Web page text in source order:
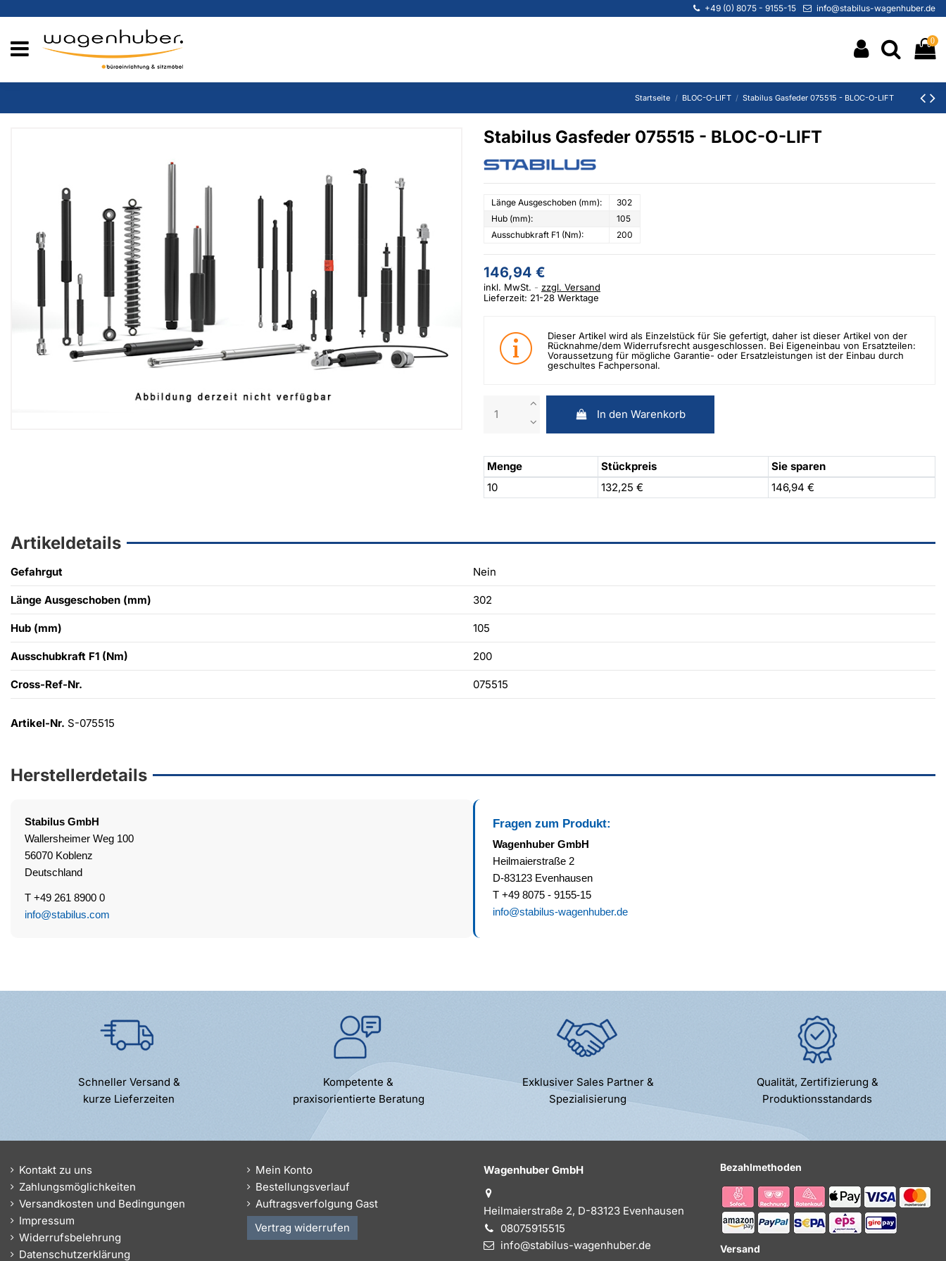
+49 (0) 8075 - 9155-15 info@stabilus-wagenhuber.de
0
Startseite BLOC-O-LIFT Stabilus Gasfeder 075515 - BLOC-O-LIFT
Stabilus Gasfeder 075515 - BLOC-O-LIFT
Länge Ausgeschoben (mm):
302
Hub (mm):
105
Ausschubkraft F1 (Nm):
200
146,94 €
inkl. MwSt.
zzgl. Versand
Lieferzeit: 21-28 Werktage
Dieser Artikel wird als Einzelstück für Sie gefertigt, daher ist dieser Artikel von der
Rücknahme/dem Widerrufsrecht ausgeschlossen. Bei Eigeneinbau von Ersatzteilen:
Voraussetzung für mögliche Garantie- oder Ersatzleistungen ist der Einbau durch
geschultes Fachpersonal.
In den Warenkorb
Menge Stückpreis
Sie sparen
10
132,25 € 146,94 €
Artikeldetails
Gefahrgut Nein
Länge Ausgeschoben (mm) 302
Hub (mm) 105
Ausschubkraft F1 (Nm) 200
Cross-Ref-Nr. 075515
Artikel-Nr. S-075515
Herstellerdetails
Stabilus GmbH
Wallersheimer Weg 100
56070 Koblenz
Deutschland
T +49 261 8900 0
info@stabilus.com
Fragen zum Produkt:
Wagenhuber GmbH
Heilmaierstraße 2
D-83123 Evenhausen
T +49 8075 - 9155-15
info@stabilus-wagenhuber.de
Schneller Versand &
kurze Lieferzeiten
Kompetente &
praxisorientierte Beratung
Exklusiver Sales Partner &
Spezialisierung
Qualität, Zertifizierung &
Produktionsstandards
Kontakt zu uns
Zahlungsmöglichkeiten
Versandkosten und Bedingungen
Impressum
Widerrufsbelehrung
Datenschutzerklärung
Mein Konto
Bestellungsverlauf
Auftragsverfolgung Gast
Vertrag widerrufen
Wagenhuber GmbH
Heilmaierstraße 2, D-83123 Evenhausen
08075915515
info@stabilus-wagenhuber.de
Bezahlmethoden
Versand